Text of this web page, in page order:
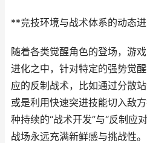
**竞技环境与战术体系的动态
随着各类觉醒角色的登场，游
进化之中，针对特定的强势觉
应的反制战术，比如通过分散
或是利用快速突进技能切入敌
种持续的“战术开发”与“反制应
战场永远充满新鲜感与挑战性。